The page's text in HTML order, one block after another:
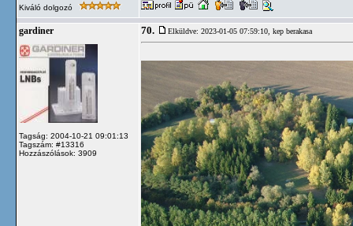
Kiváló dolgozó
gardiner
Tagság: 2004-10-21 09:01:13
Tagszám: #13316
Hozzászólások: 3909
70. Elküldve: 2023-01-05 07:59:10, kep berakasa